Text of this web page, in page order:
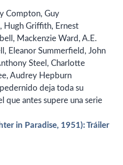
Compton, Guy
Hugh Griffith, Ernest
Mackenzie Ward, A.E.
Eleanor Summerfield, John
Steel, Charlotte
Audrey Hepburn
deja toda su
que antes supere una serie
in Paradise, 1951): Tráiler